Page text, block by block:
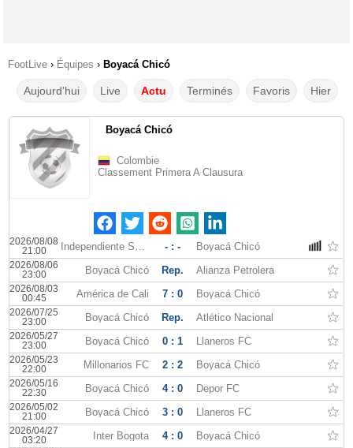
FootLive › Équipes › Boyacá Chicó
Aujourd'hui Live Actu Terminés Favoris Hier
Boyacá Chicó
Colombie
Classement Primera A Clausura
2026/08/08
21:00
Independiente Santa Fe - : - Boyacá Chicó
2026/08/06
23:00
Boyacá Chicó Rep. Alianza Petrolera
2026/08/03
00:45
América de Cali 7 : 0 Boyacá Chicó
2026/07/25
23:00
Boyacá Chicó Rep. Atlético Nacional
2026/05/27
23:00
Boyacá Chicó 0 : 1 Llaneros FC
2026/05/23
22:00
Millonarios FC 2 : 2 Boyacá Chicó
2026/05/16
22:30
Boyacá Chicó 4 : 0 Depor FC
2026/05/02
21:00
Boyacá Chicó 3 : 0 Llaneros FC
2026/04/27
03:20
Inter Bogota 4 : 0 Boyacá Chicó